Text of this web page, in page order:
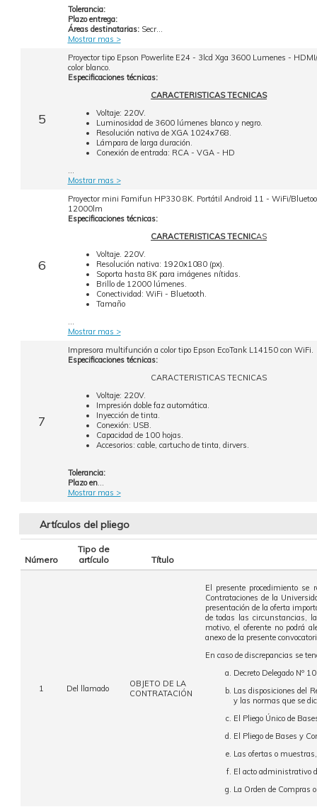
Tolerancia:
Plazo entrega:
Áreas destinatarias: Secr...
Mostrar mas >
5
Proyector tipo Epson Powerlite E24 - 3lcd Xga 3600 Lumenes -
color blanco.
Especificaciones técnicas:
CARACTERISTICAS TECNICAS
Voltaje: 220V.
Luminosidad de 3600 lúmenes blanco y negro.
Resolución nativa de XGA 1024x768.
Lámpara de larga duración.
Conexión de entrada: RCA - VGA - HD
...
Mostrar mas >
6
Proyector mini Famifun HP330 8K. Portátil Android 11 - WiFi/
12000lm
Especificaciones técnicas:
CARACTERISTICAS TECNICAS
Voltaje. 220V.
Resolución nativa: 1920x1080 (px).
Soporta hasta 8K para imágenes nítidas.
Brillo de 12000 lúmenes.
Conectividad: WiFi - Bluetooth.
Tamaño
...
Mostrar mas >
7
Impresora multifunción a color tipo Epson EcoTank L14150 con WiFi.
Especificaciones técnicas:
CARACTERISTICAS TECNICAS
Voltaje: 220V.
Impresión doble faz automática.
Inyección de tinta.
Conexión: USB.
Capacidad de 100 hojas.
Accesorios: cable, cartucho de tinta, dirvers.
Tolerancia:
Plazo en...
Mostrar mas >
Artículos del pliego
Número
Tipo de
artículo
Título
1 Del llamado
OBJETO DE LA
CONTRATACIÓN
El presente procedimiento
Contrataciones de la
presentación de la oferta
de todas las circunstancias,
motivo, el oferente no podrá
anexo de la presente
En caso de discrepancias se
Decreto Delegado Nº
Las disposiciones del
y las normas que se
El Pliego Único de
El Pliego de Bases y
Las ofertas o
El acto administrativo
La Orden de Compras